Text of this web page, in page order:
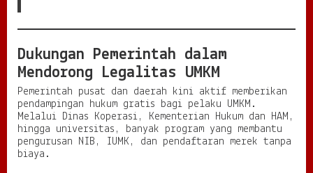
Dukungan Pemerintah dalam
Mendorong Legalitas UMKM
Pemerintah pusat dan daerah kini aktif memberikan
pendampingan hukum gratis bagi pelaku UMKM.
Melalui Dinas Koperasi, Kementerian Hukum dan HAM,
hingga universitas, banyak program yang membantu
pengurusan NIB, IUMK, dan pendaftaran merek tanpa
biaya.